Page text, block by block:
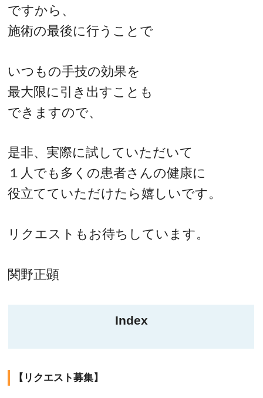
ですから、
施術の最後に行うことで
いつもの手技の効果を
最大限に引き出すことも
できますので、
是非、実際に試していただいて
１人でも多くの患者さんの健康に
役立てていただけたら嬉しいです。
リクエストもお待ちしています。
関野正顕
Index
【リクエスト募集】